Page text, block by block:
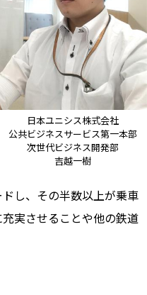
日本ユニシス株式会社
公共ビジネスサービス第一本部
次世代ビジネス開発部
吉越一樹
し、その半数以上が乗車
実させることや他の鉄道